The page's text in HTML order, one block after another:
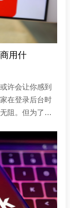
用什
许会让你感到
在登录后台时
阻。但为了确